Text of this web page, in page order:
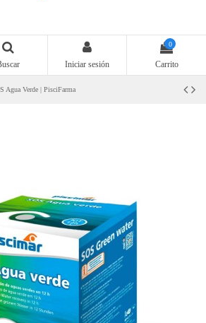
Iniciar sesión
0
Carrito
Agua Verde | PisciFarma